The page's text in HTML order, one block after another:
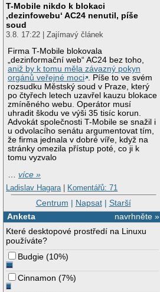
T-Mobile nikdo k blokaci
‚dezinfowebu‘ AC24 nenutil, píše
soud
3.8. 17:22 | Zajímavý článek
Firma T-Mobile blokovala
„dezinformační web“ AC24 bez toho,
aniž by k tomu měla závazný pokyn
orgánů veřejné moci . Píše to ve svém
rozsudku Městský soud v Praze, který
po čtyřech letech uzavřel kauzu blokace
zmíněného webu. Operátor musí
uhradit škodu ve výši 35 tisíc korun.
Advokát společnosti T-Mobile se snažil i
u odvolacího senátu argumentovat tím,
že firma jednala v dobré víře, když na
stránky omezila přístup poté, co ji k
tomu vyzvalo
…více »
Ladislav Hagara | Komentářů: 71
Centrum | Napsat| Starší
navrhněte »
Anketa
Které desktopové prostředí na Linuxu
používáte?
Budgie (10%)
Cinnamon (7%)